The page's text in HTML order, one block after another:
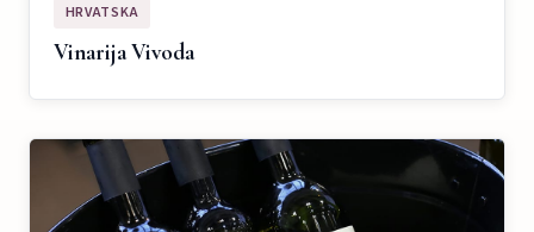
HRVATSKA
Vinarija Vivoda